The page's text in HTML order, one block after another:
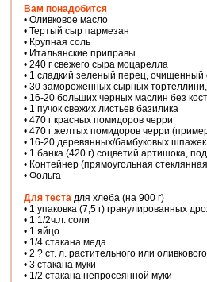
Вам понадобится
• Оливковое масло
• Тертый сыр пармезан
• Крупная соль
• Итальянские приправы
• 240 г свежего сыра моцарелла
• 1 сладкий зеленый перец,
• 30 замороженных сырных
• 16-20 больших черных маслин без
• 1 пучок свежих листьев базилика
• 470 г красных помидоров черри
• 470 г желтых помидоров черри
• 16-20 деревянных/бамбуковых
• 1 банка (420 г) соцветий артишока,
• Контейнер (прямоугольная
• Фольга
Для теста для хлеба (на 900 г)
• 1 упаковка (7,5 г) гранулированных
• 1 1/2ч.л. соли
• 1 яйцо
• 1/4 стакана меда
• 2 ? ст. л. растительного или
• 3 стакана муки
• 1/2 стакана непросеянной муки